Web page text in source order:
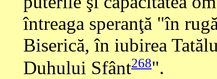
întreaga speranţă "în
Biserică, în iubirea
Duhului Sfânt268".